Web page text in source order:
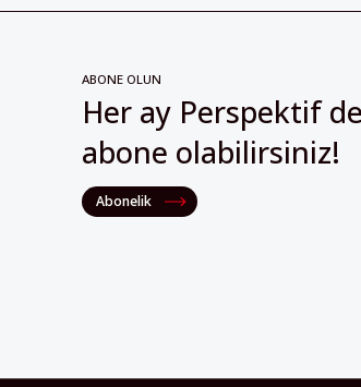
abone olabilirsiniz!
Abonelik